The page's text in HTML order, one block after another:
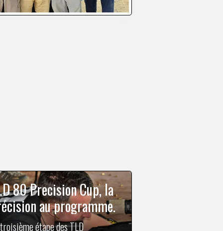
80 Precision Cup, la
au programme.
étape des TLD